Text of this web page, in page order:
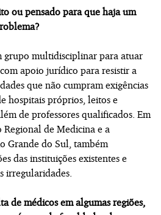
ou pensado para que haja um
grupo multidisciplinar para atuar
apoio jurídico para resistir a
que não cumpram exigências
hospitais próprios, leitos e
de professores qualificados. Em
de Medicina e a
Grande do Sul, também
das instituições existentes e
irregularidades.
de médicos em algumas regiões,